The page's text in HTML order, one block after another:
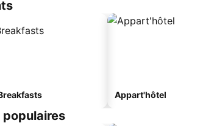
Appart'hôtel
populaires